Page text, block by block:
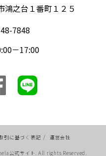
鴻之台１番町１２５
7848
－17:00
引に基づく表記 / 運営会社
公式サイト. All rights Reserved.